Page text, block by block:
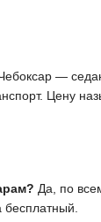
—
Цену
Да, по